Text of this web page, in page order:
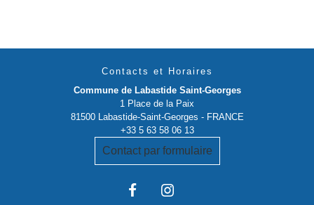
Contacts et Horaires
Commune de Labastide Saint-Georges
1 Place de la Paix
81500 Labastide-Saint-Georges - FRANCE
+33 5 63 58 06 13
Contact par formulaire